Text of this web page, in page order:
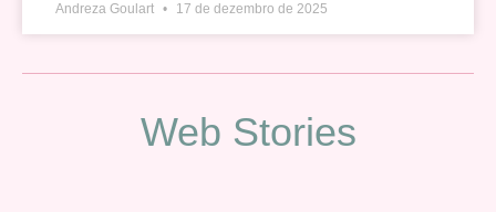
Andreza Goulart 17 de dezembro de 2025
Web Stories